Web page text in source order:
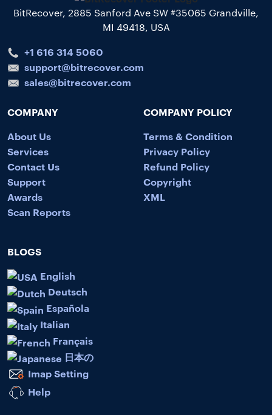
BitRecover, 2885 Sanford Ave SW #35065 Grandville,
MI 49418, USA
+1 616 314 5060
support@bitrecover.com
sales@bitrecover.com
COMPANY
About Us
Services
Contact Us
Support
Awards
Scan Reports
COMPANY POLICY
Terms & Condition
Privacy Policy
Refund Policy
Copyright
XML
BLOGS
English
Deutsch
Española
Italian
Français
日本の
Imap Setting
Help